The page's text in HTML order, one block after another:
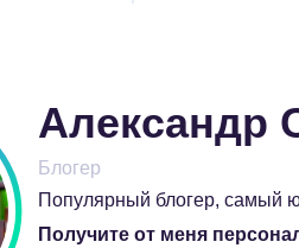
Александр
Блогер
Популярный блогер, самый
Получите от меня